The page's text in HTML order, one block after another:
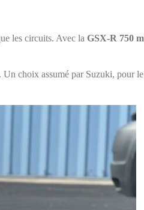
les circuits. Avec la GSX-R 750
choix assumé par Suzuki, pour